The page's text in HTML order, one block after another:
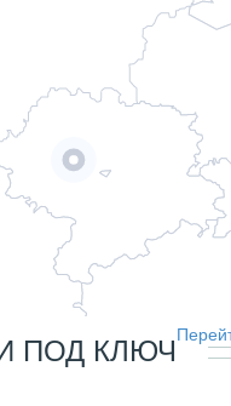
ПОД КЛЮЧ